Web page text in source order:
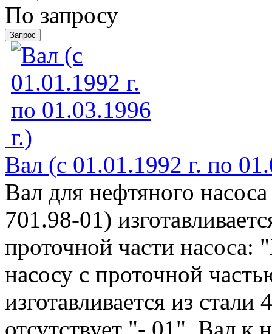
По запросу
Вал (с 01.01.1992 г. по
Вал для нефтяного
701.98-01)
проточной части насоса:
насосу с проточной
изготавливается из
отсутствует "- 01". Вал к